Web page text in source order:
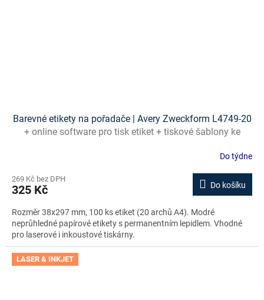
Barevné etikety na pořadače | Avery Zweckform L4749-20
+ online software pro tisk etiket + tiskové šablony ke
Do týdne
269 Kč bez DPH
325 Kč Do košíku
Rozměr 38x297 mm, 100 ks etiket (20 archů A4). Modré
neprůhledné papírové etikety s permanentním lepidlem. Vhodné
pro laserové i inkoustové tiskárny.
LASER & INKJET